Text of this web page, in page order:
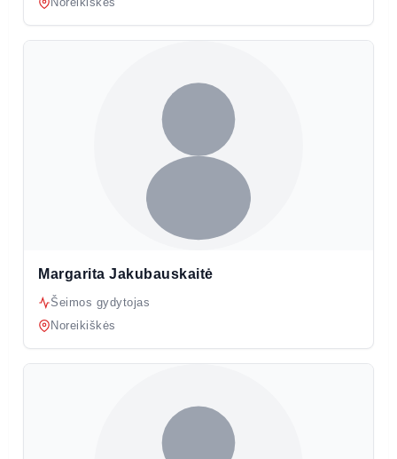
Margarita Jakubauskaitė
Šeimos gydytojas
Noreikiškės